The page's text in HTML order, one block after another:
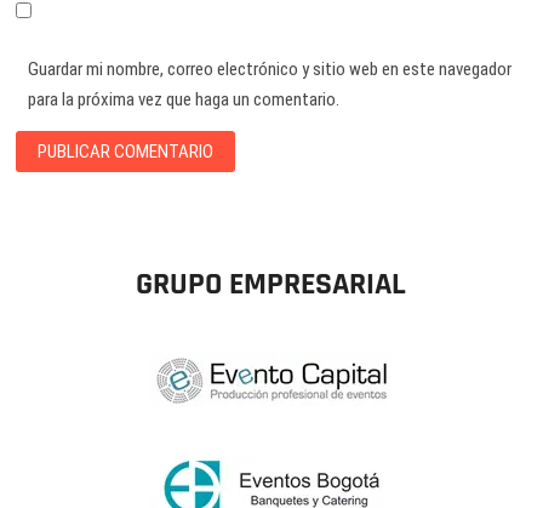
Guardar mi nombre, correo electrónico y sitio web en este navegador
para la próxima vez que haga un comentario.
GRUPO EMPRESARIAL